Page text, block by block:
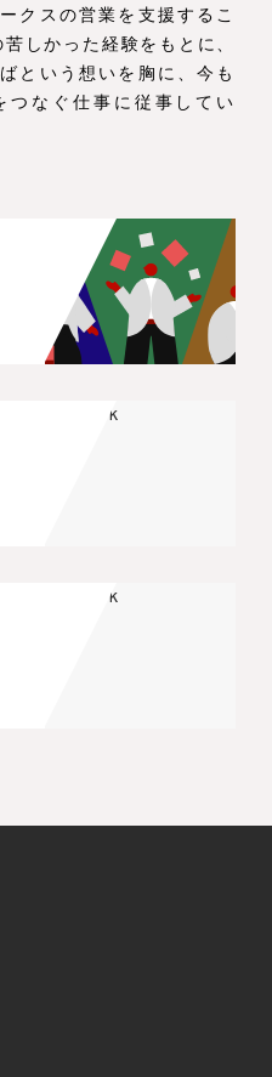
クスの営業を支援するこ
しかった経験をもとに、
という想いを胸に、今も
つなぐ仕事に従事してい